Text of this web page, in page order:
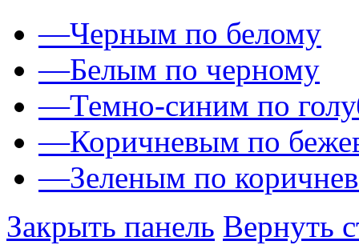
—Черным по белому
—Белым по черному
—Темно-синим по
—Коричневым по
—Зеленым по
Закрыть панель Вернуть